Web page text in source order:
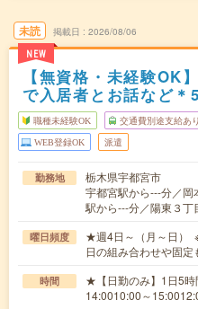
未読
NEW
掲載日 2026/08/06
【無資格・未経験OK
で入居者とお話など＊
職種未経験OK 交通費別途支給あり
WEB登録OK 派遣
勤務地
栃木県宇都宮市
宇都宮駅から---分／岡
駅から---分／陽東３
曜日頻度
★週4日～（月～日）
日の組み合わせや固定
時間
★【日勤のみ】1日5
14:0010:00～